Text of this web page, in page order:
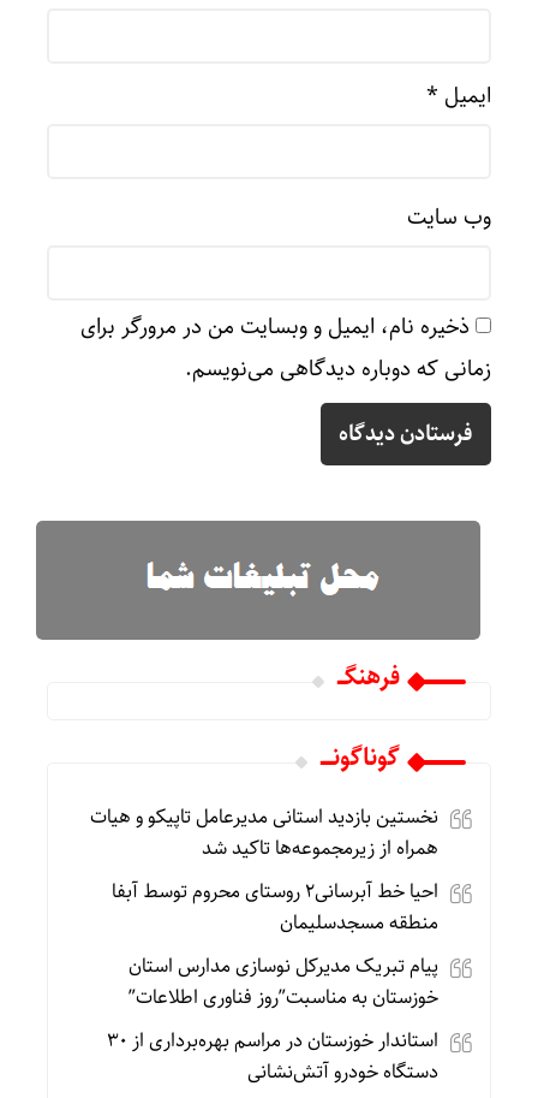
ایمیل *
وب‌ سایت
ذخیره نام، ایمیل و وبسایت من در مرورگر برای
زمانی که دوباره دیدگاهی می‌نویسم.
فرهنگـــ
گوناگونـــــ
نخستین بازدید استانی مدیرعامل تاپیکو و هیات
همراه از زیرمجموعه‌ها تاکید شد
احیا خط آبرسانی۲ روستای محروم توسط آبفا
منطقه مسجدسلیمان
پیام تبریک مدیرکل نوسازی مدارس استان
خوزستان به مناسبت”روز فناوری اطلاعات”
استاندار خوزستان در مراسم بهره‌برداری از ۳۰
دستگاه خودرو آتش‌نشانی